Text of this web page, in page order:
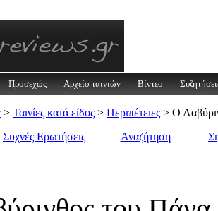
Προσεχώς Αρχείο ταινιών Βίντεο
> Ταινίες κατά είδος > Περιπέτειες > Ο
Συχνές Ερωτήσεις Αναζήτηση